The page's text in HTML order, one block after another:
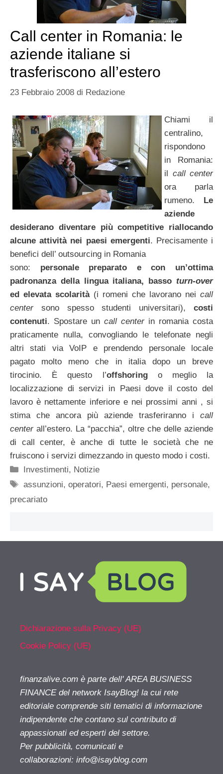
Call center in Romania: le
aziende italiane si
trasferiscono all’estero
23 Febbraio 2008 di Redazione
Chiami il
centralino,
rispondono
in Romania:
il call center
ora parla
rumeno. Le
aziende
desiderano diventare più competitive riallocando
alcune attività nei paesi emergenti. Precisamente i
benefici dell’ outsourcing in Romania
sono: personale preparato e con un’ottima
padronanza della lingua italiana, basso turn-over
ed elevata scolarità (i romeni che lavorano nei call
centersono spesso studenti universitari), costi
contenuti. Spostare un call centerin romania costa
praticamente nulla, convogliando le telefonate negli
altri stati via VoIP e prendendo personale locale
pagato molto meno che in italia dopo un breve
tirocinio. È questo l’offshoringo meglio la
localizzazione di servizi in Paesi dove il costo del
lavoro è nettamente inferiore e nei prossimi anni , si
stima che ancora più aziende trasferiranno i call
centerall’estero. La “pacchia”, oltre che delle aziende
di call center, è anche di tutte le società che ne
fruiscono i servizi dimezzando in questo modo i costi.
Categorie
Investimenti, Notizie
Tag
assunzioni,operatori, Paesi emergenti, personale,
precariato
Dichiarazione sulla Privacy (UE)
Cookie Policy (UE)
finanzalive.com è parte dell' AREA BUSINESS
FINANCE del network IsayBlog! la cui rete
editoriale comprende siti tematici di informazione
indipendente che contano sul contributo di
appassionati ed esperti del settore.
Per pubblicità, comunicati e
collaborazioni: info@isayblog.com